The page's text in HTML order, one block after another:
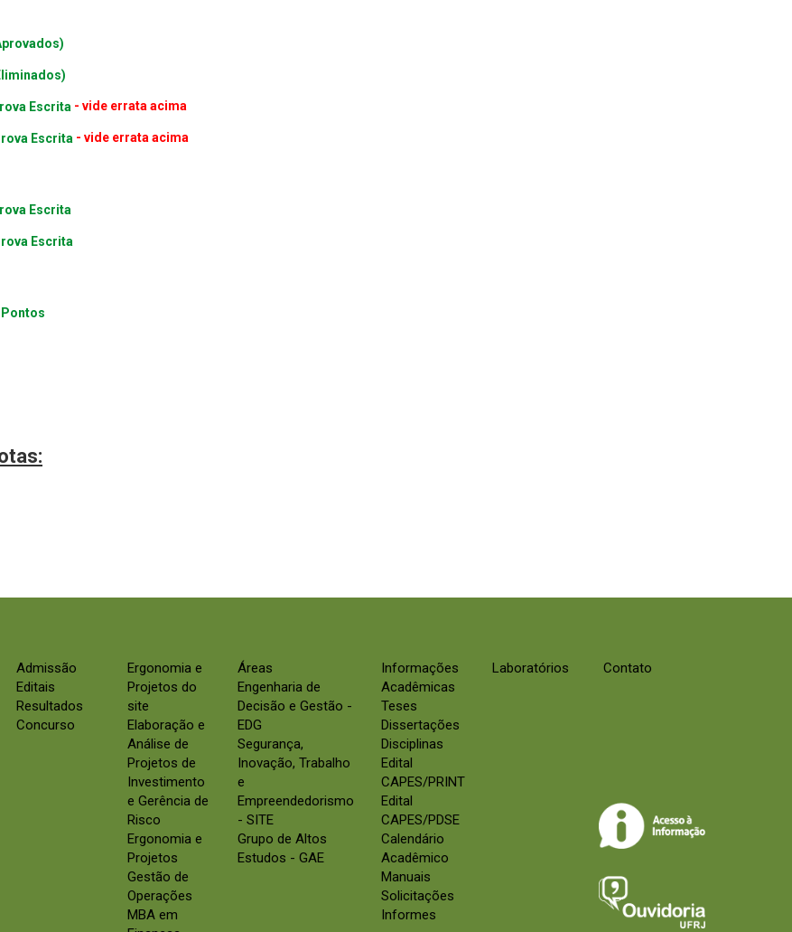
Escrita - vide errata acima
Escrita - vide errata acima
Escrita
Escrita
Admissão
Editais
Resultados
Concurso
Ergonomia e
Projetos do
site
Elaboração e
Análise de
Projetos de
Investimento
e Gerência de
Risco
Ergonomia e
Projetos
Gestão de
Operações
MBA em
Áreas
Engenharia de
Decisão e Gestão -
EDG
Segurança,
Inovação, Trabalho
e
Empreendedorismo
- SITE
Grupo de Altos
Estudos - GAE
Informações
Acadêmicas
Teses
Dissertações
Disciplinas
Edital
CAPES/PRINT
Edital
CAPES/PDSE
Calendário
Acadêmico
Manuais
Solicitações
Informes
Laboratórios Contato